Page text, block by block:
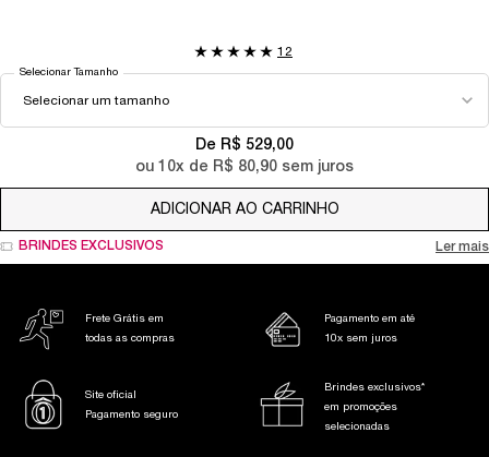
12
Selecionar Tamanho
De R$ 529,00
ou 10x de R$ 80,90 sem juros
ADICIONAR AO CARRINHO
BRINDES EXCLUSIVOS Ler mais
Frete Grátis em
todas as compras
Pagamento em até
10x sem juros
Site oficial
Pagamento seguro
Brindes exclusivos*
em promoções
selecionadas